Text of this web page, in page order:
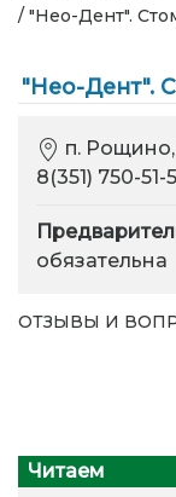
/ "Нео-Дент".
"Нео-Дент".
п. Рощино,
8(351) 750-51-
обязательна
ОТЗЫВЫ И
Читаем